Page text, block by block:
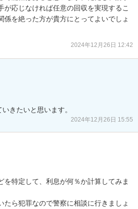
が応じなければ任意の回収を実現するこ
係を絶った方が貴方にとってよいでしょ
2024年12月26日 12:42
きたいと思います。
2024年12月26日 15:55
を特定して、利息が何％か計算してみま
たら犯罪なので警察に相談に行きましょ